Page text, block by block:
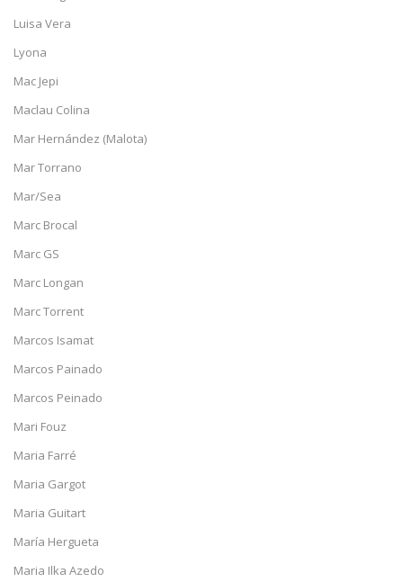
Luisa Vera
Lyona
Mac Jepi
Maclau Colina
Mar Hernández (Malota)
Mar Torrano
Mar/Sea
Marc Brocal
Marc GS
Marc Longan
Marc Torrent
Marcos Isamat
Marcos Painado
Marcos Peinado
Mari Fouz
Maria Farré
Maria Gargot
Maria Guitart
María Hergueta
Maria Ilka Azedo